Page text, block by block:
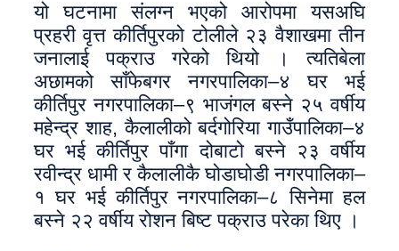
यो घटनामा संलग्न भएको आरोपमा यसअघि
प्रहरी वृत्त कीर्तिपुरको टोलीले २३ वैशाखमा तीन
जनालाई पक्राउ गरेको थियो । त्यतिबेला
अछामको साँफेबगर नगरपालिका–४ घर भई
कीर्तिपुर नगरपालिका–९ भाजंगल बस्ने २५ वर्षीय
महेन्द्र शाह, कैलालीको बर्दगोरिया गाउँपालिका–४
घर भई कीर्तिपुर पाँगा दोबाटो बस्ने २३ वर्षीय
रवीन्द्र धामी र कैलालीकै घोडाघोडी नगरपालिका–
१ घर भई कीर्तिपुर नगरपालिका–८ सिनेमा हल
बस्ने २२ वर्षीय रोशन बिष्ट पक्राउ परेका थिए ।